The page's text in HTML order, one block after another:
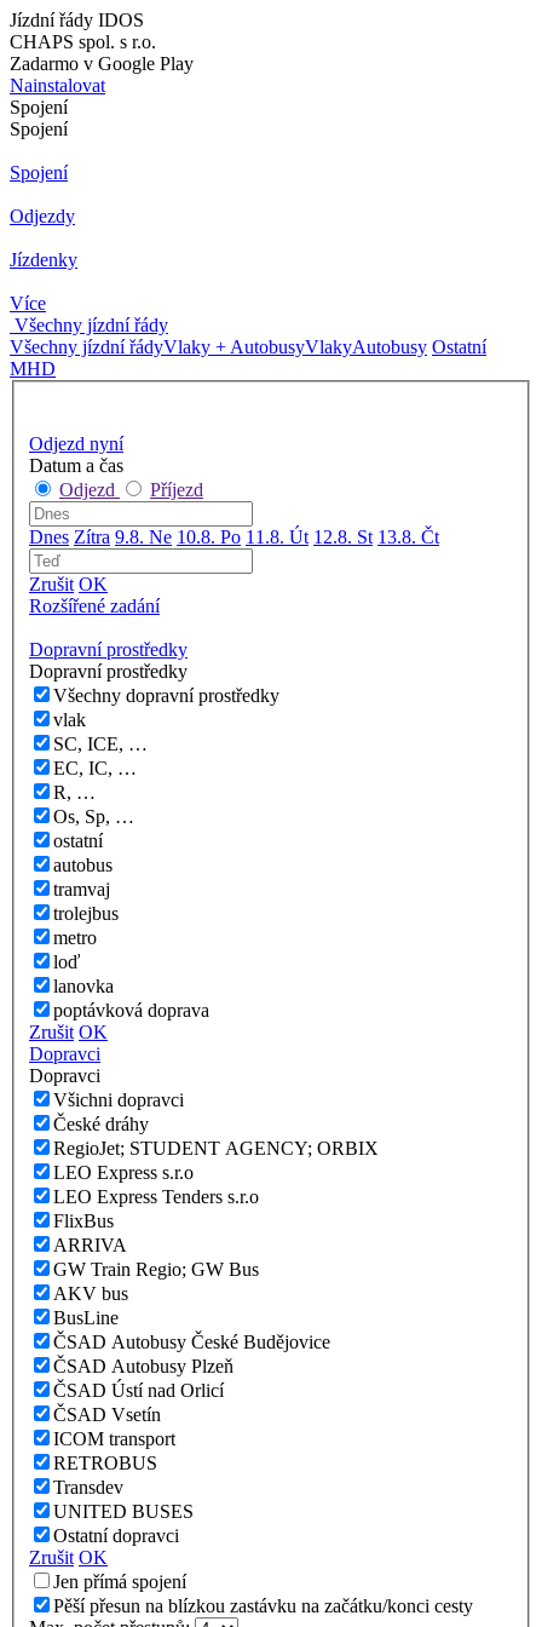
Jízdní řády IDOS
CHAPS spol. s r.o.
Zadarmo v Google Play
Nainstalovat
Spojení
Spojení
Spojení
Odjezdy
Jízdenky
Více
Všechny jízdní řády
Všechny jízdní řádyVlaky + AutobusyVlakyAutobusy Ostatní
MHD
Odjezd nyní
Datum a čas
Odjezd
Příjezd
Dnes Zítra 9.8. Ne 10.8. Po 11.8. Út 12.8. St 13.8. Čt
Zrušit OK
Rozšířené zadání
Dopravní prostředky
Dopravní prostředky
Všechny dopravní prostředky
vlak
SC, ICE, …
EC, IC, …
R, …
Os, Sp, …
ostatní
autobus
tramvaj
trolejbus
metro
loď
lanovka
poptávková doprava
Zrušit OK
Dopravci
Dopravci
Všichni dopravci
České dráhy
RegioJet; STUDENT AGENCY; ORBIX
LEO Express s.r.o
LEO Express Tenders s.r.o
FlixBus
ARRIVA
GW Train Regio; GW Bus
AKV bus
BusLine
ČSAD Autobusy České Budějovice
ČSAD Autobusy Plzeň
ČSAD Ústí nad Orlicí
ČSAD Vsetín
ICOM transport
RETROBUS
Transdev
UNITED BUSES
Ostatní dopravci
Zrušit OK
Jen přímá spojení
Pěší přesun na blízkou zastávku na začátku/konci cesty